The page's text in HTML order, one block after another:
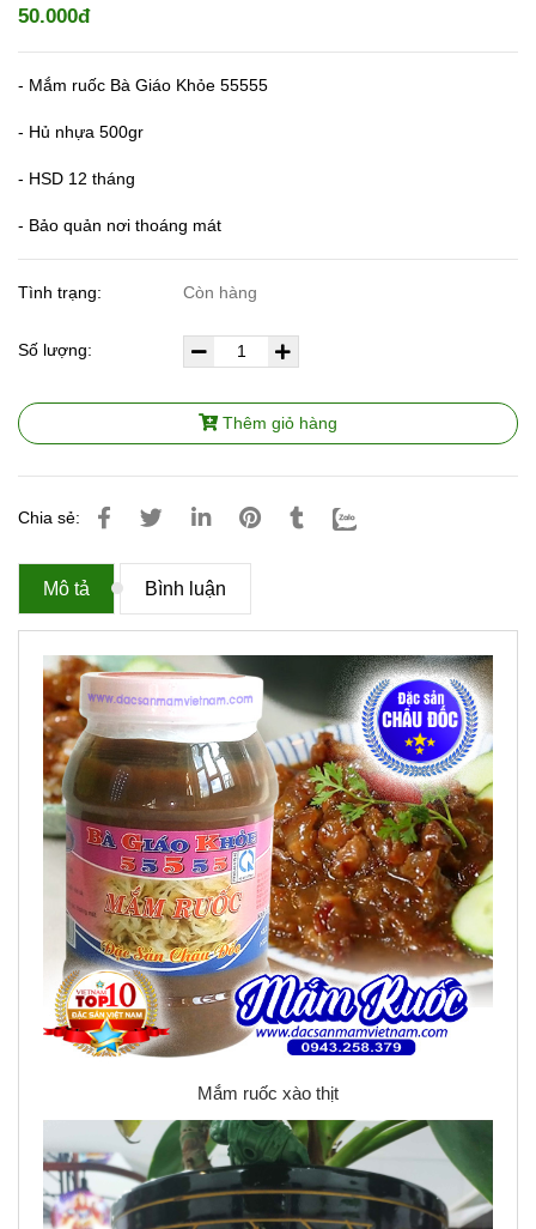
50.000đ
- Mắm ruốc Bà Giáo Khỏe 55555
- Hủ nhựa 500gr
- HSD 12 tháng
- Bảo quản nơi thoáng mát
Tình trạng: Còn hàng
Số lượng:
Thêm giỏ hàng
Chia sẻ:
Mô tả Bình luận
Mắm ruốc xào thịt